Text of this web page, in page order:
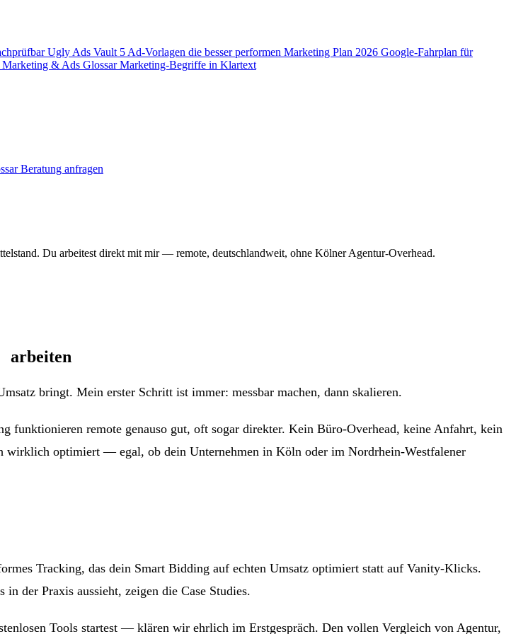
Ugly Ads Vault 5 Ad-Vorlagen die besser performen Marketing Plan 2026 Google-Fahrplan für
& Ads Glossar Marketing-Begriffe in Klartext
Beratung anfragen
Du arbeitest direkt mit mir — remote, deutschlandweit, ohne Kölner Agentur-Overhead.
arbeiten
bringt. Mein erster Schritt ist immer: messbar machen, dann skalieren.
remote genauso gut, oft sogar direkter. Kein Büro-Overhead, keine Anfahrt, kein
wirklich optimiert — egal, ob dein Unternehmen in Köln oder im Nordrhein-Westfalener
Tracking, das dein Smart Bidding auf echten Umsatz optimiert statt auf Vanity-Klicks.
der Praxis aussieht, zeigen die Case Studies.
Tools startest — klären wir ehrlich im Erstgespräch. Den vollen Vergleich von Agentur,